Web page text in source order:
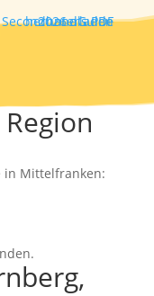
in Mittelfranken: